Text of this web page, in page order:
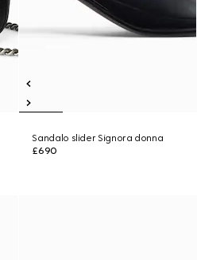
Sandalo slider Signora donna
£690